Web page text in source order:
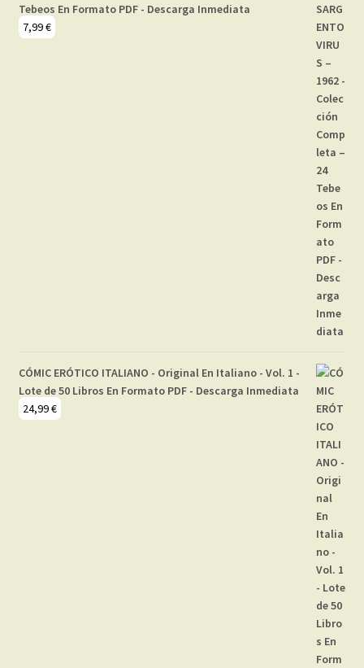
Tebeos En Formato PDF - Descarga Inmediata
7,99€
CÓMIC ERÓTICO ITALIANO - Original En Italiano - Vol. 1 -
Lote de 50 Libros En Formato PDF - Descarga Inmediata
24,99€